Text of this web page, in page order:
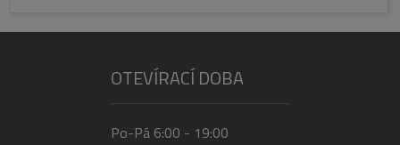
OTEVÍRACÍ DOBA
Po-Pá 6:00 - 19:00